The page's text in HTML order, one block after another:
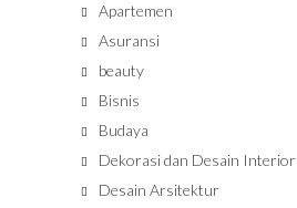
Apartemen
Asuransi
beauty
Bisnis
Budaya
Dekorasi dan Desain Interior
Desain Arsitektur